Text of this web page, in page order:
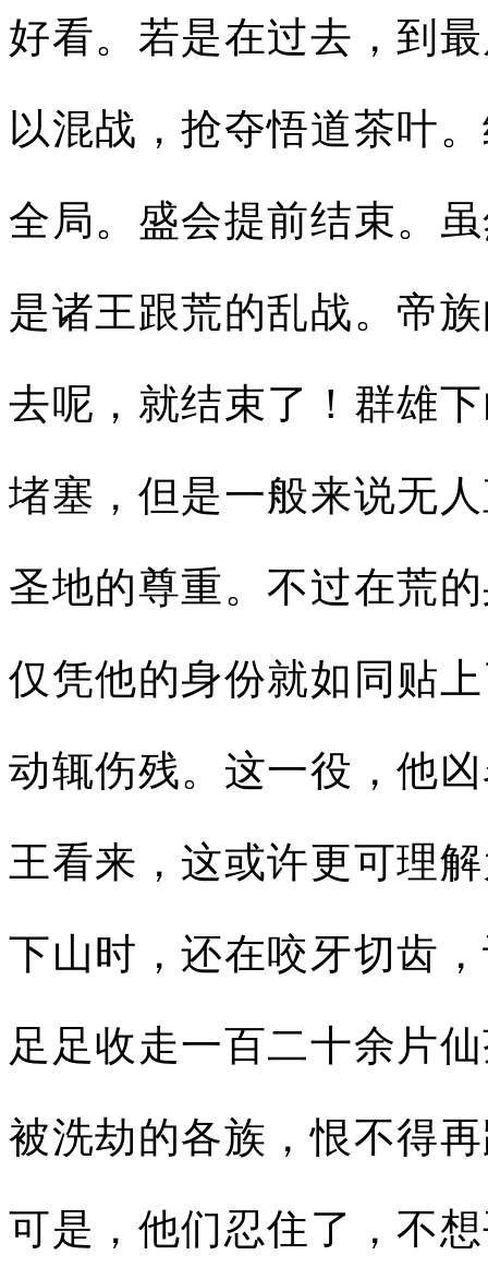
好看。若是在过去，到
以混战，抢夺悟道茶叶
全局。盛会提前结束。
是诸王跟荒的乱战。帝
去呢，就结束了！群雄
堵塞，但是一般来说无
圣地的尊重。不过在荒
仅凭他的身份就如同贴
动辄伤残。这一役，他
王看来，这或许更可理
下山时，还在咬牙切齿
足足收走一百二十余片
被洗劫的各族，恨不得
可是，他们忍住了，不